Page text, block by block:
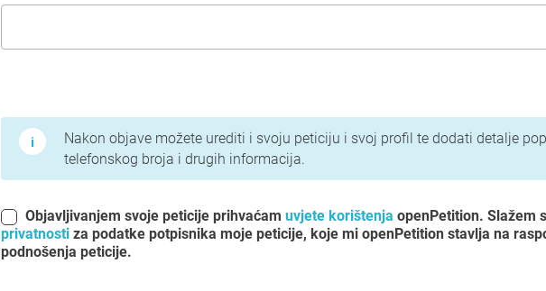
Uvjeti korištenja i Pravila privatnosti
Nakon objave možete urediti i svoju peticiju i svoj profil te dodati detalje
telefonskog broja i drugih informacija.
Objavljivanjem svoje peticije prihvaćam uvjete korištenja openPetition. Slažem
privatnosti za podatke potpisnika moje peticije, koje mi openPetition stavlja na
podnošenja peticije.